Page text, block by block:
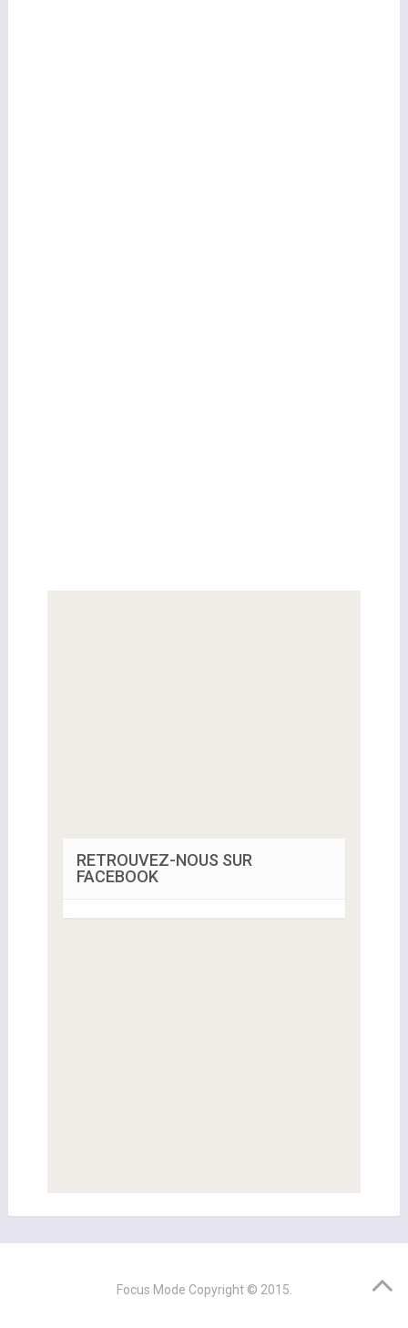
RETROUVEZ-NOUS SUR
FACEBOOK
Focus Mode Copyright © 2015.